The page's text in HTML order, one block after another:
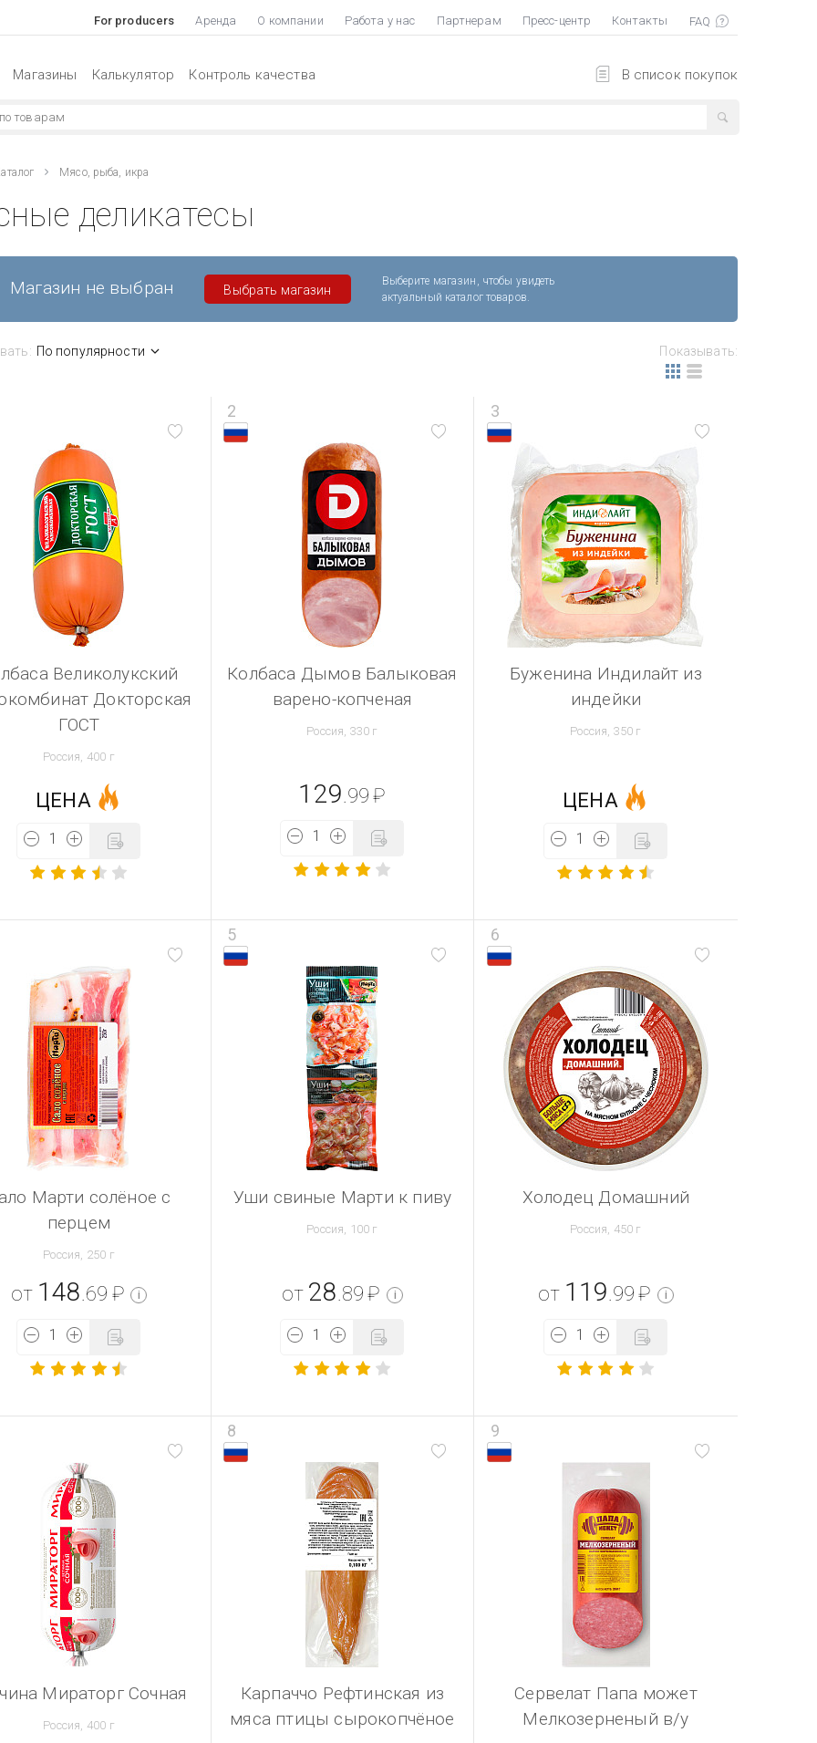
For producers Аренда О компании Работа у нас Партнерам Пресс-центр Контакты
В список покупок
Магазины Калькулятор Контроль качества
Мясо, рыба, икра
деликатесы
Магазин не выбран Выбрать магазин
Выберите магазин, чтобы увидеть
актуальный каталог товаров.
По популярности Показывать:
Великолукский
Докторская
ГОСТ
Россия, 400 г
ЦЕНА
2
Колбаса Дымов Балыковая
варено-копченая
Россия, 330 г
129 .99 ₽
3
Буженина Индилайт из
индейки
Россия, 350 г
ЦЕНА
Марти солёное с
перцем
Россия, 250 г
от 148 .69 ₽ i
5
Уши свиные Марти к пиву
Россия, 100 г
от 28 .89 ₽ i
6
Холодец Домашний
Россия, 450 г
от 119 .99 ₽ i
Мираторг Сочная
Россия, 400 г
8
Карпаччо Рефтинская из
мяса птицы сырокопчёное
9
Сервелат Папа может
Мелкозерненый в/у